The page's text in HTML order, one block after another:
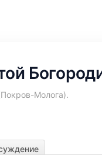
Молога).